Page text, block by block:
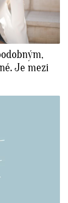
Je mezi